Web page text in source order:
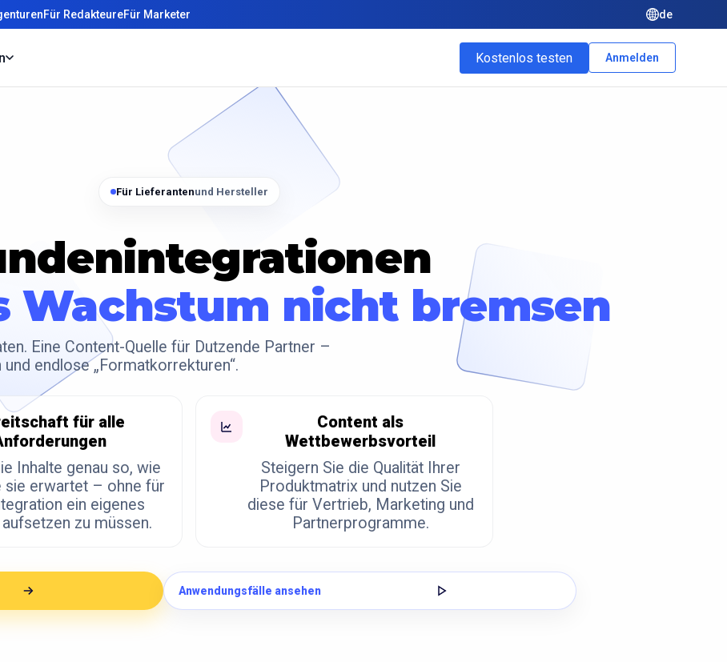
Für RedakteureFür Marketer de
Kostenlos testen Anmelden
Für Lieferantenund Hersteller
Wachstum nicht bremsen
Eine Content-Quelle für Dutzende Partner –
endlose „Formatkorrekturen“.
für alle
Inhalte genau so, wie
sie erwartet – ohne für
ein eigenes
zu müssen.
Content als
Wettbewerbsvorteil
Steigern Sie die Qualität Ihrer
Produktmatrix und nutzen Sie
diese für Vertrieb, Marketing und
Partnerprogramme.
Anwendungsfälle ansehen